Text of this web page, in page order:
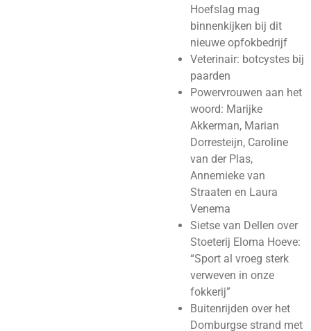
Hoefslag mag
binnenkijken bij dit
nieuwe opfokbedrijf
Veterinair: botcystes bij
paarden
Powervrouwen aan het
woord: Marijke
Akkerman, Marian
Dorresteijn, Caroline
van der Plas,
Annemieke van
Straaten en Laura
Venema
Sietse van Dellen over
Stoeterij Eloma Hoeve:
“Sport al vroeg sterk
verweven in onze
fokkerij”
Buitenrijden over het
Domburgse strand met